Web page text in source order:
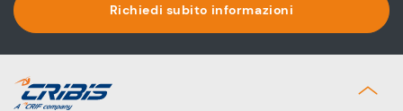
Richiedi subito informazioni